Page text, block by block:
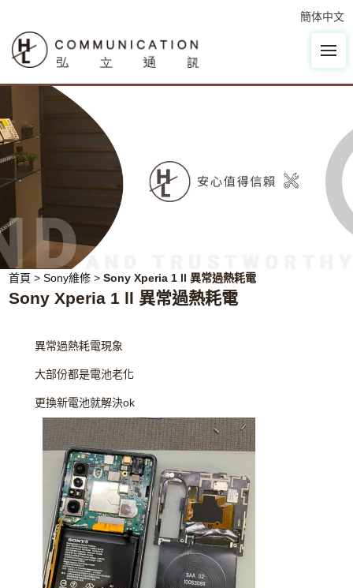
簡体中文
首頁 >Sony維修 >Sony Xperia 1 ll 異常過熱耗電
Sony Xperia 1 ll 異常過熱耗電
異常過熱耗電現象
大部份都是電池老化
更換新電池就解決ok